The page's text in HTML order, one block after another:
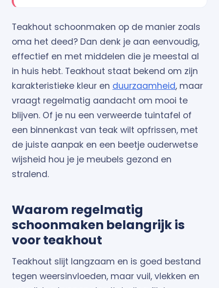
Teakhout schoonmaken op de manier zoals
oma het deed? Dan denk je aan eenvoudig,
effectief en met middelen die je meestal al
in huis hebt. Teakhout staat bekend om zijn
karakteristieke kleur en duurzaamheid, maar
vraagt regelmatig aandacht om mooi te
blijven. Of je nu een verweerde tuintafel of
een binnenkast van teak wilt opfrissen, met
de juiste aanpak en een beetje ouderwetse
wijsheid hou je je meubels gezond en
stralend.
Waarom regelmatig
schoonmaken belangrijk is
voor teakhout
Teakhout slijt langzaam en is goed bestand
tegen weersinvloeden, maar vuil, vlekken en